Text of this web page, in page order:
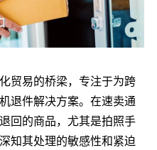
贸易的桥梁，专注于为跨
退件解决方案。在速卖通
回的商品，尤其是拍照手
知其处理的敏感性和紧迫